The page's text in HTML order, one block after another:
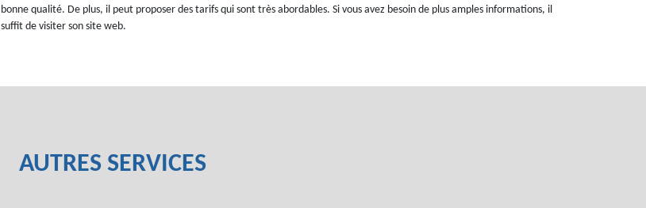
bonne qualité. De plus, il peut proposer des tarifs qui sont très abordables. Si vous avez besoin de plus amples informations, il
suffit de visiter son site web.
AUTRES SERVICES